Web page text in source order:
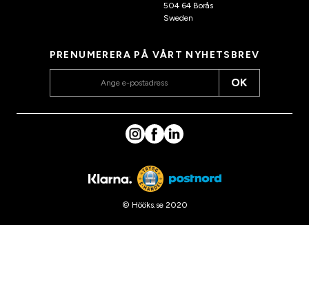
504 64 Borås
Sweden
PRENUMERERA PÅ VÅRT NYHETSBREV
OK
© Hööks.se 2020